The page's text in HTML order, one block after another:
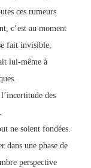
ces rumeurs
c’est au moment
fait invisible,
lui-même à
des
ne soient fondées.
dans une phase de
perspective